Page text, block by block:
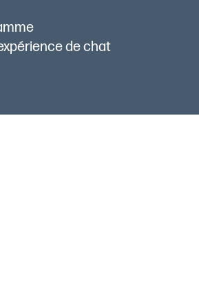
de chat